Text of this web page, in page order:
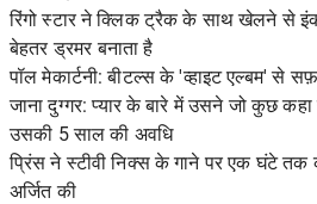
रिंगो स्टार ने क्लिक ट्रैक के साथ खेलने से
बेहतर ड्रमर बनाता है
पॉल मेकार्टनी: बीटल्स के 'व्हाइट एल्बम' से
जाना दुग्गर: प्यार के बारे में उसने जो कुछ
उसकी 5 साल की अवधि
प्रिंस ने स्टीवी निक्स के गाने पर एक घंटे तक
अर्जित की